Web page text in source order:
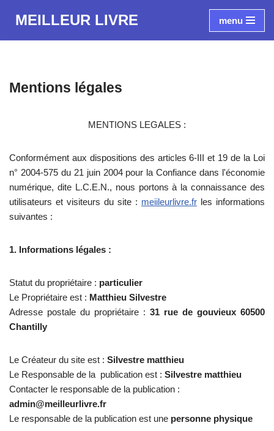
MEILLEUR LIVRE menu
Mentions légales
MENTIONS LEGALES :
Conformément aux dispositions des articles 6-III et 19 de la Loi
n° 2004-575 du 21 juin 2004 pour la Confiance dans l'économie
numérique, dite L.C.E.N., nous portons à la connaissance des
utilisateurs et visiteurs du site : meiileurlivre.fr les informations
suivantes :
1. Informations légales :
Statut du propriétaire : particulier
Le Propriétaire est : Matthieu Silvestre
Adresse postale du propriétaire : 31 rue de gouvieux 60500
Chantilly
Le Créateur du site est : Silvestre matthieu
Le Responsable de la publication est : Silvestre matthieu
Contacter le responsable de la publication :
admin@meilleurlivre.fr
Le responsable de la publication est une personne physique